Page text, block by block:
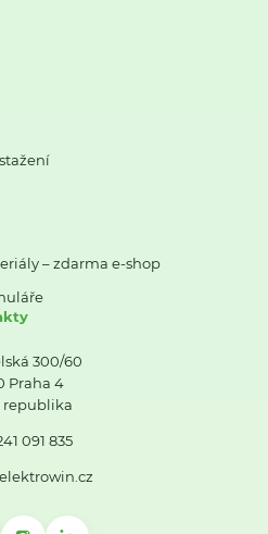
– zdarma e-shop
300/60
Praha 4
republika
091 835